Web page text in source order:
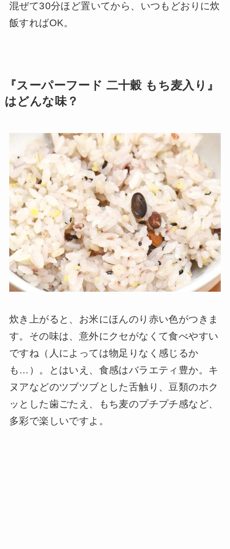
混ぜて30分ほど置いてから、いつもどおりに炊
飯すればOK。
『スーパーフード 二十穀 もち麦入り』
はどんな味？
炊き上がると、お米にほんのり赤い色がつきま
す。その味は、意外にクセがなくて食べやすい
ですね（人によっては物足りなく感じるか
も…）。とはいえ、食感はバラエティ豊か。キ
ヌアなどのツブツブとした舌触り、豆類のホク
ッとした歯ごたえ、もち麦のプチプチ感など、
多彩で楽しいですよ。